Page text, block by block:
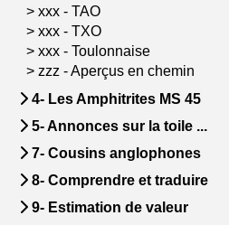
> xxx - TAO
> xxx - TXO
> xxx - Toulonnaise
> zzz - Aperçus en chemin
4- Les Amphitrites MS 45
5- Annonces sur la toile ...
7- Cousins anglophones
8- Comprendre et traduire
9- Estimation de valeur